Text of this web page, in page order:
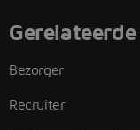
Bezorger
Recruiter